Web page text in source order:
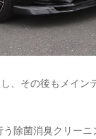
、その後もメイン
除菌消臭クリー